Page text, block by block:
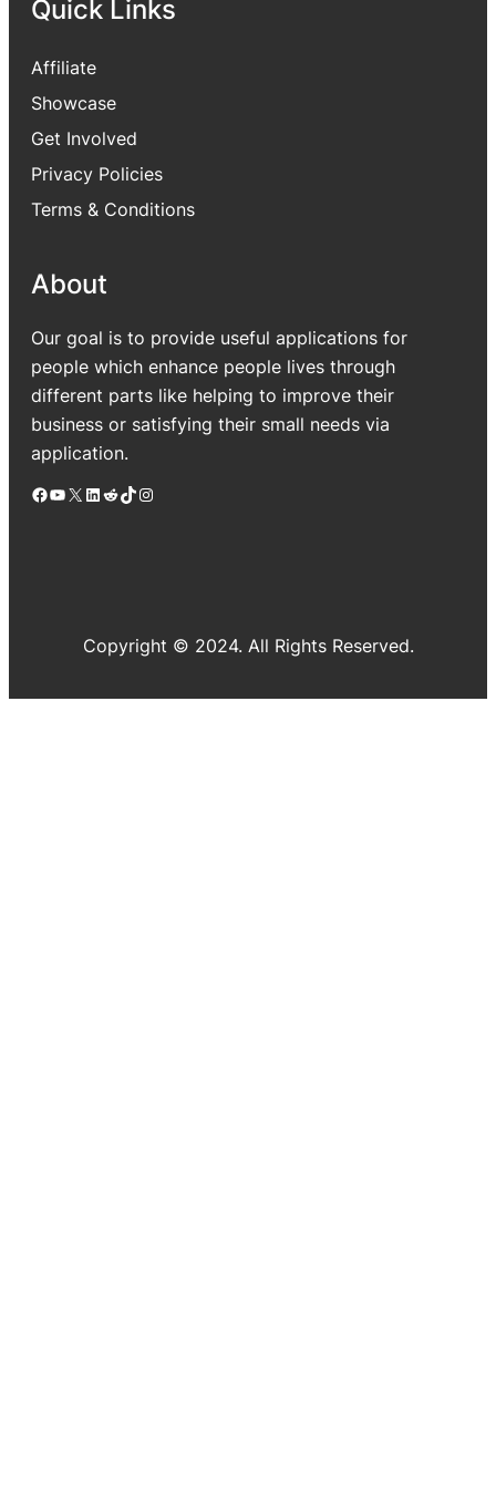
Quick Links
Affiliate
Showcase
Get Involved
Privacy Policies
Terms & Conditions
About
Our goal is to provide useful applications for
people which enhance people lives through
different parts like helping to improve their
business or satisfying their small needs via
application.
Facebook YouTube X LinkedIn Reddit TikTok Instagram
Copyright © 2024. All Rights Reserved.